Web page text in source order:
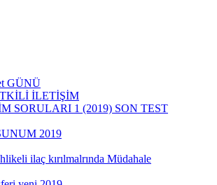
GÜNÜ
İLETİŞİM
SORULARI 1 (2019) SON TEST
2019
ilaç kırılmalrında Müdahale